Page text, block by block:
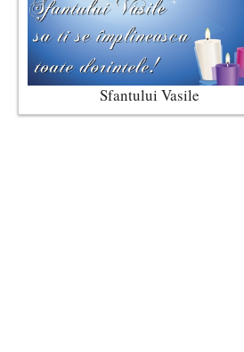
Sfantului Vasile